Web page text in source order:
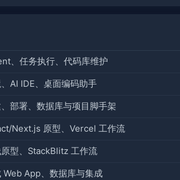
、任务执行、代码库维护
AI IDE、桌面编码助手
部署、数据库与项目脚手架
Next.js 原型、Vercel 工作流
型、StackBlitz 工作流
Web App、数据库与集成